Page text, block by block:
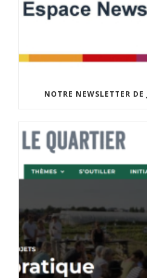
NOTRE NEWSLETTER